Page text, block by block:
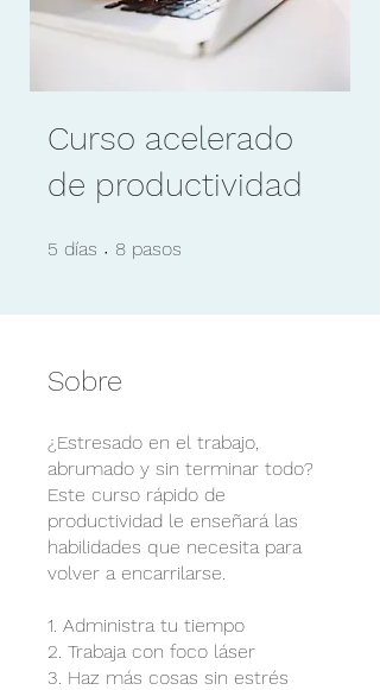
Curso acelerado
de productividad
5 días 5 días
8 pasos
Sobre
¿Estresado en el trabajo,
abrumado y sin terminar todo?
Este curso rápido de
productividad le enseñará las
habilidades que necesita para
volver a encarrilarse.
1. Administra tu tiempo
2. Trabaja con foco láser
3. Haz más cosas sin estrés